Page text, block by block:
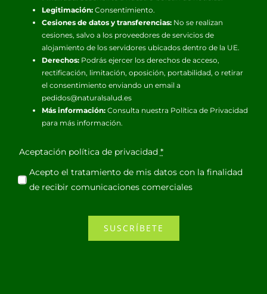
Legitimación:Consentimiento.
Cesiones de datos y transferencias:No se realizan
cesiones, salvo a los proveedores de servicios de
alojamiento de los servidores ubicados dentro de la UE.
Derechos:Podrás ejercer los derechos de acceso,
rectificación, limitación, oposición, portabilidad, o retirar
el consentimiento enviando un email a
pedidos@naturalsalud.es
Más información:Consulta nuestra Política de Privacidad
para más información.
Aceptación política de privacidad *
Acepto el tratamiento de mis datos con la finalidad
de recibir comunicaciones comerciales
SUSCRÍBETE